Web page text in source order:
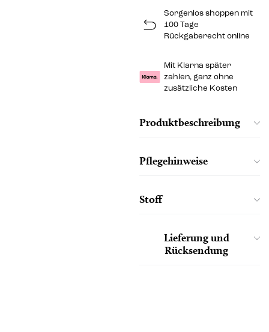
Sorgenlos shoppen mit
100 Tage
Rückgaberecht online
Mit Klarna später
zahlen, ganz ohne
zusätzliche Kosten
Produktbeschreibung
Pflegehinweise
Stoff
Lieferung und
Rücksendung